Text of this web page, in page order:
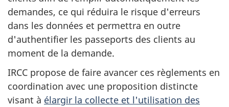
demandes, ce qui réduira le risque d'erreurs
dans les données et permettra en outre
d'authentifier les passeports des clients au
moment de la demande.
IRCC propose de faire avancer ces règlements en
coordination avec une proposition distincte
visant à élargir la collecte et l'utilisation des